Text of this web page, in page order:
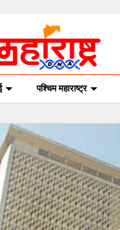
पश्चिम महाराष्ट्र